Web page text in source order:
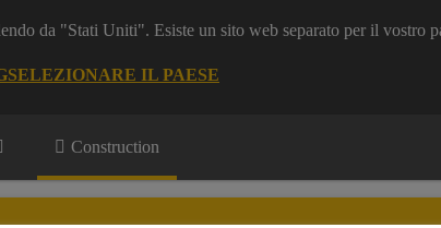
da "Stati Uniti". Esiste un sito web separato per il vostro
SELEZIONARE IL PAESE
Construction